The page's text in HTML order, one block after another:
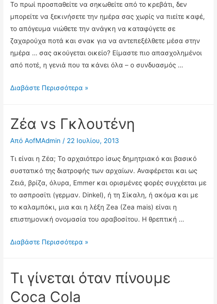
Το πρωί προσπαθείτε να σηκωθείτε από το κρεβάτι, δεν
μπορείτε να ξεκινήσετε την ημέρα σας χωρίς να πιείτε καφέ,
το απόγευμα νιώθετε την ανάγκη να καταφύγετε σε
ζαχαρούχα ποτά και σνακ για να αντεπεξέλθετε μέσα στην
ημέρα … σας ακούγεται οικείο? Είμαστε πιο απασχολημένοι
από ποτέ, η γενιά που τα κάνει όλα – ο συνδυασμός …
10
ΜΑΣ
Διαβάστε Περισσότερα »
Ζέα vs Γκλουτένη
Από AofMAdmin / 22 Ιουλίου, 2013
Τι είναι η Ζέα; Το αρχαιότερο ίσως δημητριακό και βασικό
συστατικό της διατροφής των αρχαίων. Αναφέρεται και ως
Ζειά, βρίζα, όλυρα, Emmer και ορισμένες φορές συγχέεται με
το ασπροσίτι (γερμαν. Dinkel), ή τη Σίκαλη, ή ακόμα και με
το καλαμπόκι, μια και η λέξη Zea (Zea mais) είναι η
επιστημονική ονομασία του αραβοσίτου. Η θρεπτική …
Ζέα
Διαβάστε Περισσότερα »
Τι γίνεται όταν πίνουμε
Coca Cola